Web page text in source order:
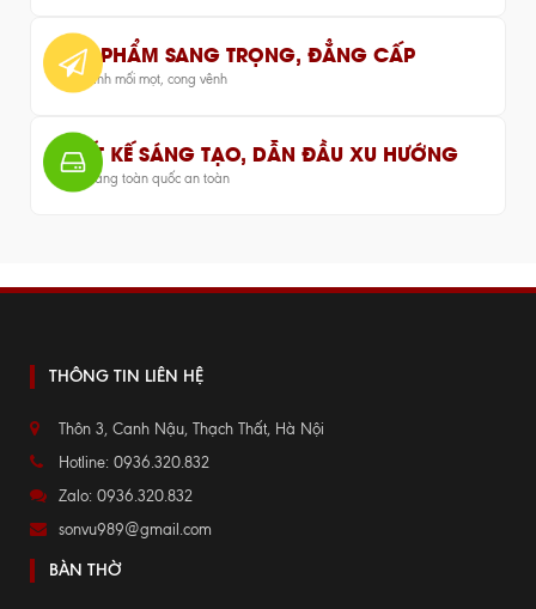
SẢN PHẨM SANG TRỌNG, ĐẲNG CẤP
Bảo hành mối mọt, cong vênh
THIẾT KẾ SÁNG TẠO, DẪN ĐẦU XU HƯỚNG
Giao hàng toàn quốc an toàn
THÔNG TIN LIÊN HỆ
Thôn 3, Canh Nậu, Thạch Thất, Hà Nội
Hotline: 0936.320.832
Zalo: 0936.320.832
sonvu989@gmail.com
BÀN THỜ